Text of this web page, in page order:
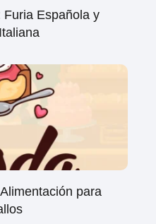
Furia Española y
para